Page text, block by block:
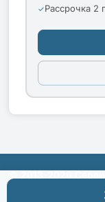
Рассрочка 2
© 2013-2026